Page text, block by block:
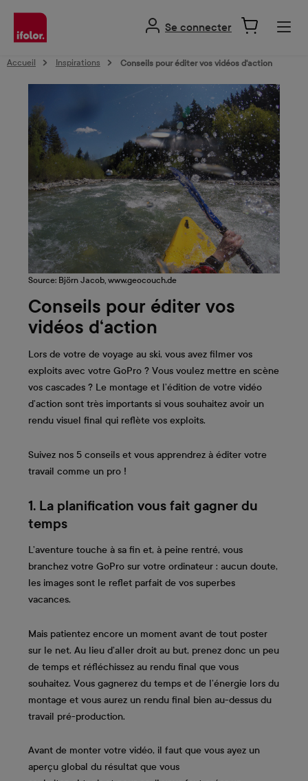
principal
Se connecter
Accueil Inspirations Conseils pour éditer vos vidéos d‘action
Source: Björn Jacob, www.geocouch.de
Conseils pour éditer vos
vidéos d‘action
Lors de votre de voyage au ski, vous avez filmer vos
exploits avec votre GoPro ? Vous voulez mettre en scène
vos cascades ? Le montage et l’édition de votre vidéo
d’action sont très importants si vous souhaitez avoir un
rendu visuel final qui reflète vos exploits.
Suivez nos 5 conseils et vous apprendrez à éditer votre
travail comme un pro !
1. La planification vous fait gagner du
temps
L’aventure touche à sa fin et, à peine rentré, vous
branchez votre GoPro sur votre ordinateur : aucun doute,
les images sont le reflet parfait de vos superbes
vacances.
Mais patientez encore un moment avant de tout poster
sur le net. Au lieu d’aller droit au but, prenez donc un peu
de temps et réfléchissez au rendu final que vous
souhaitez. Vous gagnerez du temps et de l’énergie lors du
montage et vous aurez un rendu final bien au-dessus du
travail pré-production.
Avant de monter votre vidéo, il faut que vous ayez un
aperçu global du résultat que vous